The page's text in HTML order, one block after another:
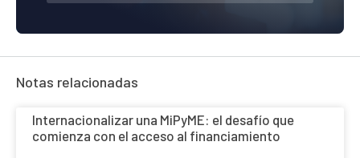
Notas relacionadas
Internacionalizar una MiPyME: el desafío que
comienza con el acceso al financiamiento